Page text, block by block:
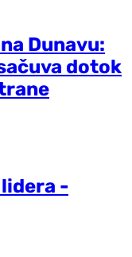
Dunavu:
dotok
-